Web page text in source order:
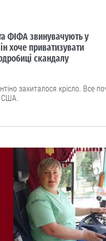
ФІФА звинувачують у
хоче приватизувати
скандалу
захиталося крісло. Все
США.